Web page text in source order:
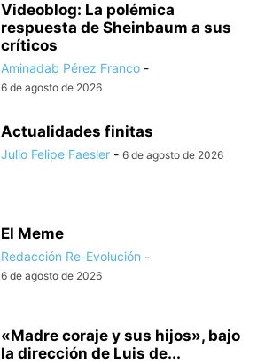
Videoblog: La polémica
respuesta de Sheinbaum a sus
críticos
Aminadab Pérez Franco -
6 de agosto de 2026
Actualidades finitas
Julio Felipe Faesler - 6 de agosto de 2026
El Meme
Redacción Re-Evolución -
6 de agosto de 2026
«Madre coraje y sus hijos», bajo
la dirección de Luis de...